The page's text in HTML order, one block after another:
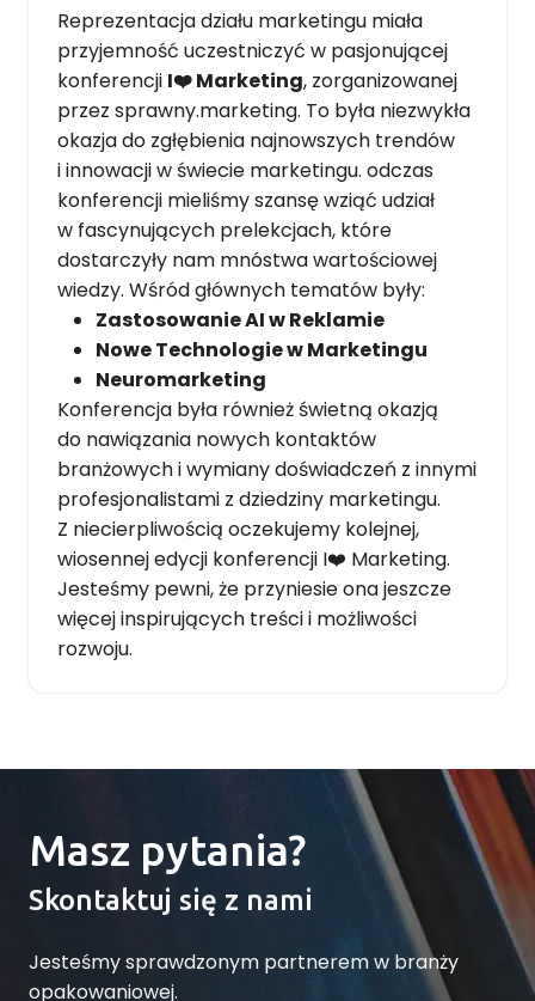
Reprezentacja działu marketingu miała
przyjemność uczestniczyć w pasjonującej
konferencji I❤️ Marketing, zorganizowanej
przez sprawny.marketing. To była niezwykła
okazja do zgłębienia najnowszych trendów
i innowacji w świecie marketingu. odczas
konferencji mieliśmy szansę wziąć udział
w fascynujących prelekcjach, które
dostarczyły nam mnóstwa wartościowej
wiedzy. Wśród głównych tematów były:
Zastosowanie AI w Reklamie
Nowe Technologie w Marketingu
Neuromarketing
Konferencja była również świetną okazją
do nawiązania nowych kontaktów
branżowych i wymiany doświadczeń z innymi
profesjonalistami z dziedziny marketingu.
Z niecierpliwością oczekujemy kolejnej,
wiosennej edycji konferencji I❤️ Marketing.
Jesteśmy pewni, że przyniesie ona jeszcze
więcej inspirujących treści i możliwości
rozwoju.
Masz pytania?
Skontaktuj się z nami
Jesteśmy sprawdzonym partnerem w branży
opakowaniowej.